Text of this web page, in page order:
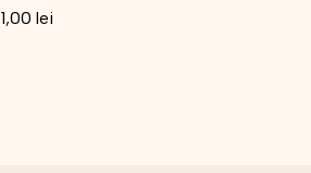
1,00 lei